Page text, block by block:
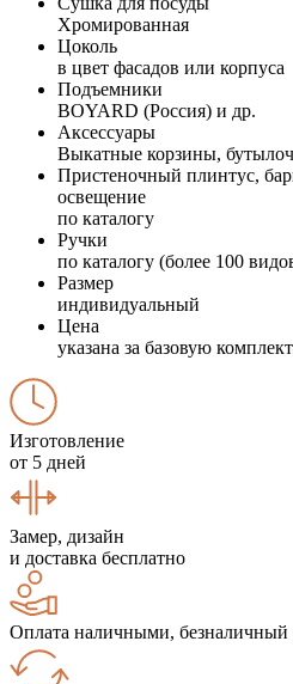
Хромированная
Цоколь
в цвет фасадов или корпуса
Подъемники
BOYARD (Россия) и др.
Аксессуары
Выкатные корзины,
Пристеночный плинтус,
освещение
по каталогу
Ручки
по каталогу (более 100
Размер
индивидуальный
Цена
указана за базовую
Изготовление
от 5 дней
Замер, дизайн
и доставка бесплатно
Оплата наличными, безналичный